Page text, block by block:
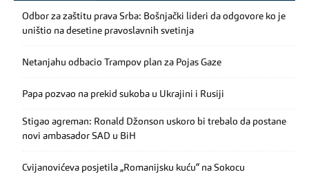
Odbor za zaštitu prava Srba: Bošnjački lideri da odgovore ko je
uništio na desetine pravoslavnih svetinja
Netanjahu odbacio Trampov plan za Pojas Gaze
Papa pozvao na prekid sukoba u Ukrajini i Rusiji
Stigao agreman: Ronald Džonson uskoro bi trebalo da postane
novi ambasador SAD u BiH
Cvijanovićeva posjetila „Romanijsku kuću“ na Sokocu